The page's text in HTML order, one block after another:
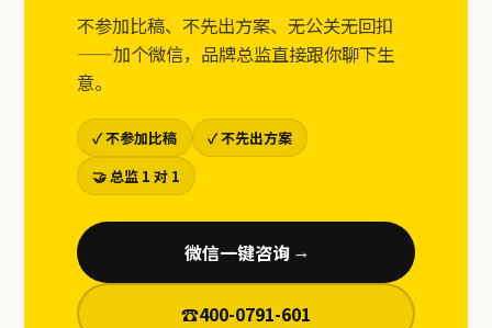
不参加比稿、不先出方案、无公关无回扣
——加个微信，品牌总监直接跟你聊下生
意。
✓ 不参加比稿
✓ 不先出方案
🤝 总监 1 对 1
微信一键咨询 →
☎400-0791-601